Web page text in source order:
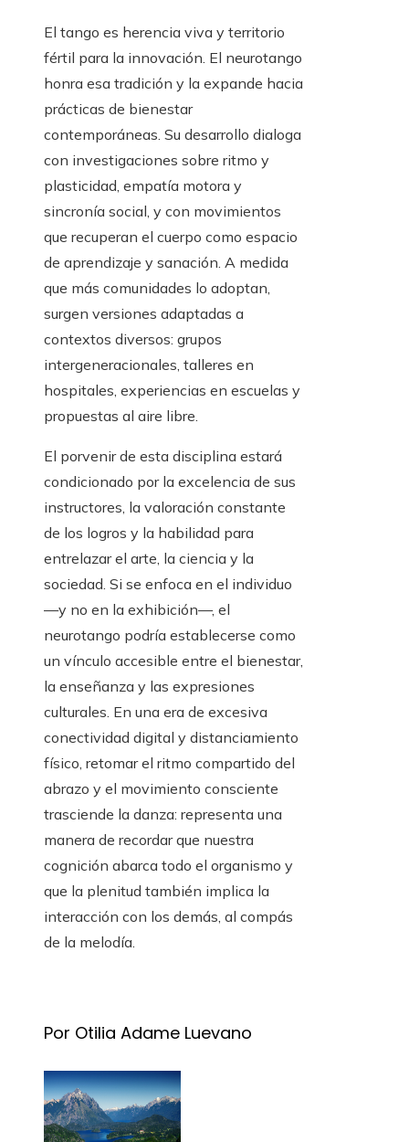
El tango es herencia viva y territorio
fértil para la innovación. El neurotango
honra esa tradición y la expande hacia
prácticas de bienestar
contemporáneas. Su desarrollo dialoga
con investigaciones sobre ritmo y
plasticidad, empatía motora y
sincronía social, y con movimientos
que recuperan el cuerpo como espacio
de aprendizaje y sanación. A medida
que más comunidades lo adoptan,
surgen versiones adaptadas a
contextos diversos: grupos
intergeneracionales, talleres en
hospitales, experiencias en escuelas y
propuestas al aire libre.
El porvenir de esta disciplina estará
condicionado por la excelencia de sus
instructores, la valoración constante
de los logros y la habilidad para
entrelazar el arte, la ciencia y la
sociedad. Si se enfoca en el individuo
—y no en la exhibición—, el
neurotango podría establecerse como
un vínculo accesible entre el bienestar,
la enseñanza y las expresiones
culturales. En una era de excesiva
conectividad digital y distanciamiento
físico, retomar el ritmo compartido del
abrazo y el movimiento consciente
trasciende la danza: representa una
manera de recordar que nuestra
cognición abarca todo el organismo y
que la plenitud también implica la
interacción con los demás, al compás
de la melodía.
Por Otilia Adame Luevano